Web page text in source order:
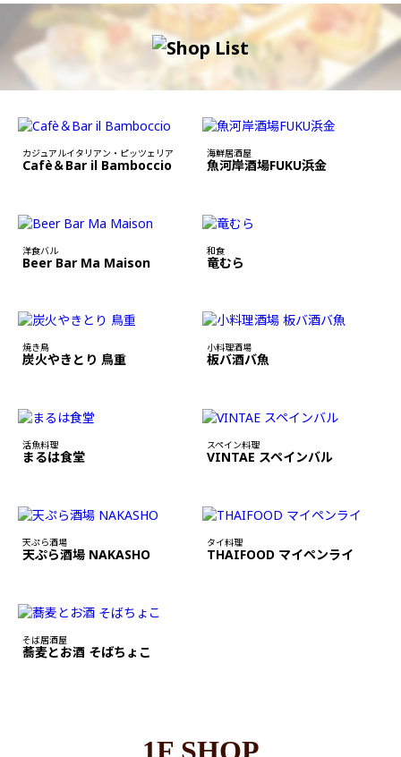
カジュアルイタリアン・ピッツェリア
Cafè＆Bar il Bamboccio
海鮮居酒屋
魚河岸酒場FUKU浜金
洋食バル
Beer Bar Ma Maison
和食
竜むら
焼き鳥
炭火やきとり 鳥重
小料理酒場
板バ酒バ魚
活魚料理
まるは食堂
スペイン料理
VINTAE スペインバル
天ぷら酒場
天ぷら酒場 NAKASHO
タイ料理
THAIFOOD マイペンライ
そば居酒屋
蕎麦とお酒 そばちょこ